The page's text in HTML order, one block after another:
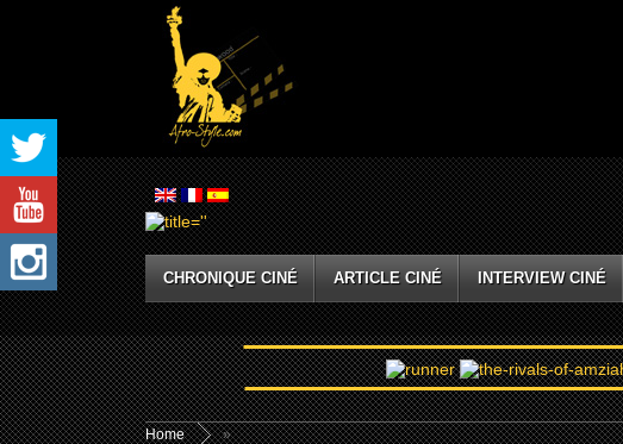
CHRONIQUE CINÉ ARTICLE CINÉ INTERVIEW CINÉ
Home »